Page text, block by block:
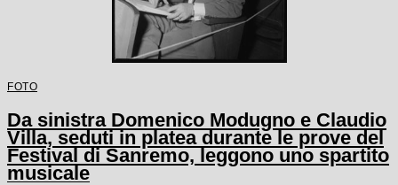
FOTO
Da sinistra Domenico Modugno e Claudio
Villa, seduti in platea durante le prove del
Festival di Sanremo, leggono uno spartito
musicale